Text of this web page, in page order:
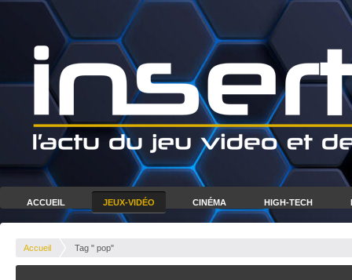
ACCUEIL JEUX-VIDÉO CINÉMA HIGH-TECH
Accueil Tag " pop"